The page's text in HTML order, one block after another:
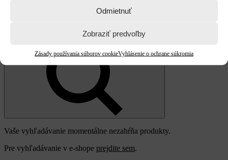
Odmietnuť
Zobraziť predvoľby
Zásady používania súborov cookieVyhlásenie o ochrane súkromia
Vaše vyhľadávanie momentálne nezahŕňa produkty.
Pre vyhľadávanie v e-shope prejdite sem.